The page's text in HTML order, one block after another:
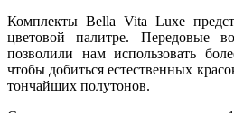
Комплекты Bella Vita Luxe
цветовой палитре. Передовые
позволили нам использовать
чтобы добиться естественных
тончайших полутонов.